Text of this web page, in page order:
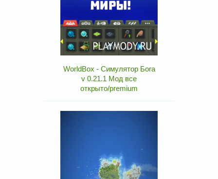
WorldBox - Симулятор Бога
v 0.21.1 Мод все
открыто/premium